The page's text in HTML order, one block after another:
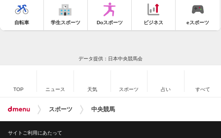
自転車 学生スポーツ Doスポーツ ビジネス eスポーツ
データ提供：日本中央競馬会
TOP ニュース 天気 スポーツ 占い すべて
スポーツ 中央競馬
サイトご利用にあたって